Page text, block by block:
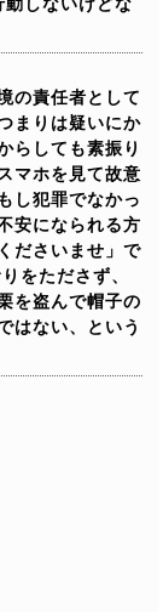
の責任者として
まりは疑いにか
らしても素振り
マホを見て故意
し犯罪でなかっ
安になられる方
ださいませ」で
をたださず、
を盗んで帽子の
はない、という